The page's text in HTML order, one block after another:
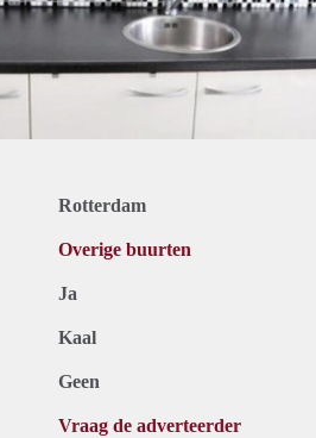
Rotterdam
Overige buurten
Ja
Kaal
Geen
Vraag de adverteerder